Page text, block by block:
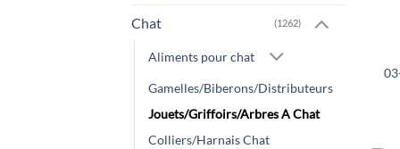
Chat (1262)
Aliments pour chat
Gamelles/Biberons/Distributeurs
Jouets/Griffoirs/Arbres A Chat
Colliers/Harnais Chat